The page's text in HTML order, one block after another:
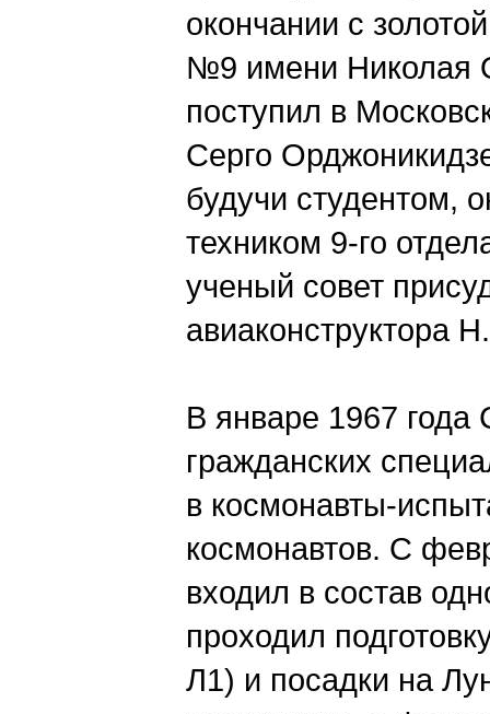
окончании с
№9 имени Николая
поступил в
Серго
будучи студентом,
техником 9-го
ученый совет
авиаконструктора
В январе 1967 года
гражданских
в космонавты-
космонавтов. С
входил в состав
проходил
Л1) и посадки на